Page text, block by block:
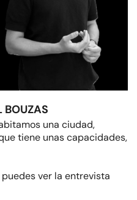
una ciudad,
tiene unas capacidades,
puedes ver la entrevista